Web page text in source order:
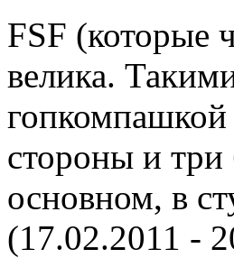
FSF (которые
велика.
гопкомпашкой
стороны и три
основном, в
(17.02.2011 -